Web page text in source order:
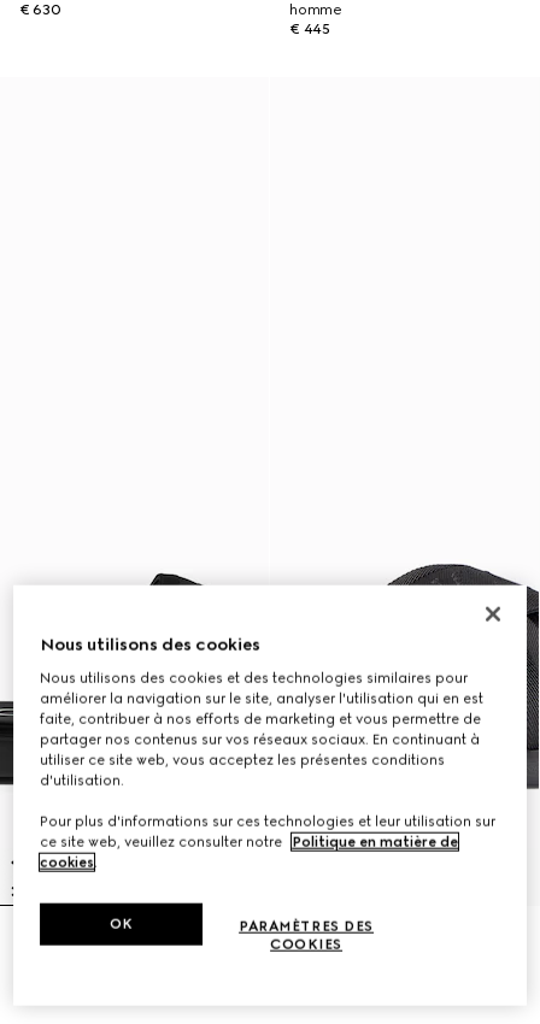
€ 630
homme
€ 445
Mules avec logo ton sur ton pour
Mules pour homme
Nous utilisons des cookies
Nous utilisons des cookies et des technologies similaires pour
améliorer la navigation sur le site, analyser l'utilisation qui en est
faite, contribuer à nos efforts de marketing et vous permettre de
partager nos contenus sur vos réseaux sociaux. En continuant à
utiliser ce site web, vous acceptez les présentes conditions
d'utilisation.
Pour plus d'informations sur ces technologies et leur utilisation sur
ce site web, veuillez consulter notre
Politique en matière de
cookies.
PARAMÈTRES DES
COOKIES
OK